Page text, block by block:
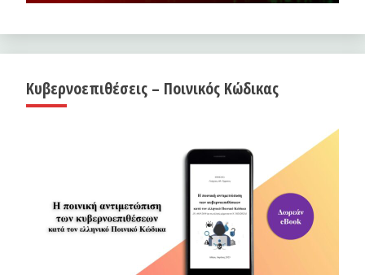
Κυβερνοεπιθέσεις – Ποινικός Κώδικας